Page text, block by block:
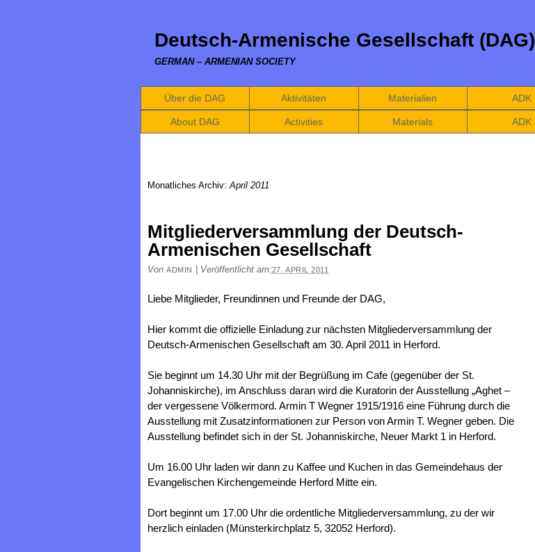
Deutsch-Armenische Gesellschaft (DAG)
GERMAN – ARMENIAN SOCIETY
Über die DAG Aktivitäten Materialien ADK
About DAG Activities Materials ADK
Monatliches Archiv:April 2011
Mitgliederversammlung der Deutsch-
Armenischen Gesellschaft
Von ADMIN Veröffentlicht am:27. APRIL 2011
Liebe Mitglieder, Freundinnen und Freunde der DAG,
Hier kommt die offizielle Einladung zur nächsten Mitgliederversammlung der
Deutsch-Armenischen Gesellschaft am 30. April 2011 in Herford.
Sie beginnt um 14.30 Uhr mit der Begrüßung im Cafe (gegenüber der St.
Johanniskirche), im Anschluss daran wird die Kuratorin der Ausstellung „Aghet –
der vergessene Völkermord. Armin T Wegner 1915/1916 eine Führung durch die
Ausstellung mit Zusatzinformationen zur Person von Armin T. Wegner geben. Die
Ausstellung befindet sich in der St. Johanniskirche, Neuer Markt 1 in Herford.
Um 16.00 Uhr laden wir dann zu Kaffee und Kuchen in das Gemeindehaus der
Evangelischen Kirchengemeinde Herford Mitte ein.
Dort beginnt um 17.00 Uhr die ordentliche Mitgliederversammlung, zu der wir
herzlich einladen (Münsterkirchplatz 5, 32052 Herford).